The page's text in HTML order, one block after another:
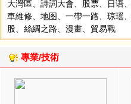
大灣區
詩詞大會 股票 日语
車維修
地图 一帶一路 琼瑶
股
絲綢之路 漫畫 貿易戰
專業/技術